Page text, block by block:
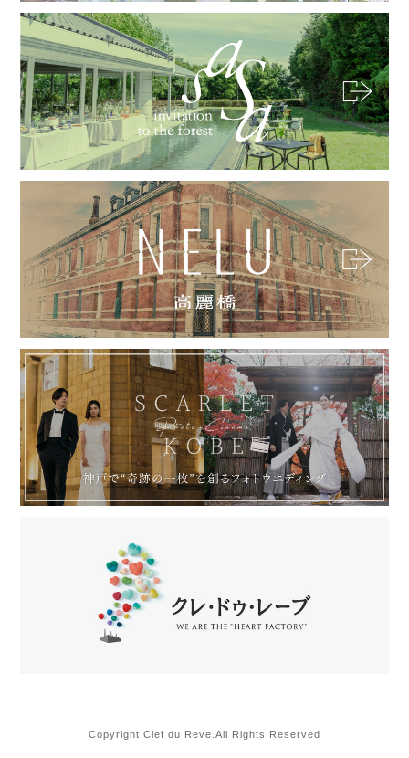
Copyright Clef du Reve.All Rights Reserved